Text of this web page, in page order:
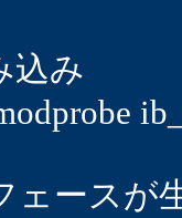
込み
ェースが